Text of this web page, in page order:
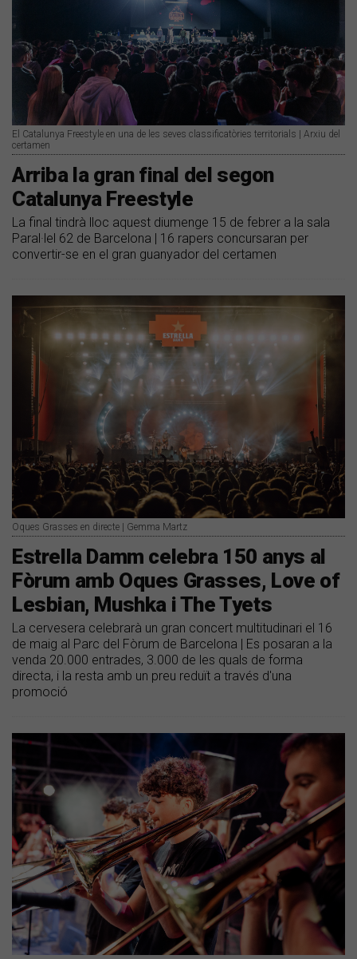
El Catalunya Freestyle en una de les seves classificatòries territorials | Arxiu del
certamen
Arriba la gran final del segon
Catalunya Freestyle
La final tindrà lloc aquest diumenge 15 de febrer a la sala
Paral·lel 62 de Barcelona | 16 rapers concursaran per
convertir-se en el gran guanyador del certamen
Oques Grasses en directe | Gemma Martz
Estrella Damm celebra 150 anys al
Fòrum amb Oques Grasses, Love of
Lesbian, Mushka i The Tyets
La cervesera celebrarà un gran concert multitudinari el 16
de maig al Parc del Fòrum de Barcelona | Es posaran a la
venda 20.000 entrades, 3.000 de les quals de forma
directa, i la resta amb un preu reduït a través d'una
promoció